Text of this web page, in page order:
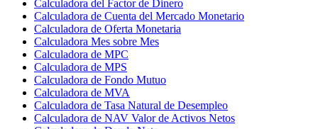
Calculadora del Factor de Dinero
Calculadora de Cuenta del Mercado Monetario
Calculadora de Oferta Monetaria
Calculadora Mes sobre Mes
Calculadora de MPC
Calculadora de MPS
Calculadora de Fondo Mutuo
Calculadora de MVA
Calculadora de Tasa Natural de Desempleo
Calculadora de NAV Valor de Activos Netos